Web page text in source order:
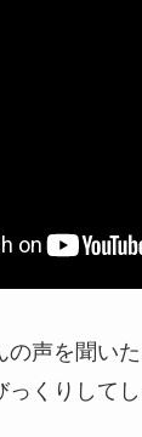
声を聞い
くりしてし